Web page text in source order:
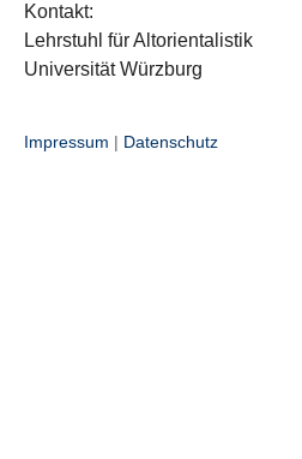
Kontakt:
Lehrstuhl für Altorientalistik
Universität Würzburg
Impressum | Datenschutz